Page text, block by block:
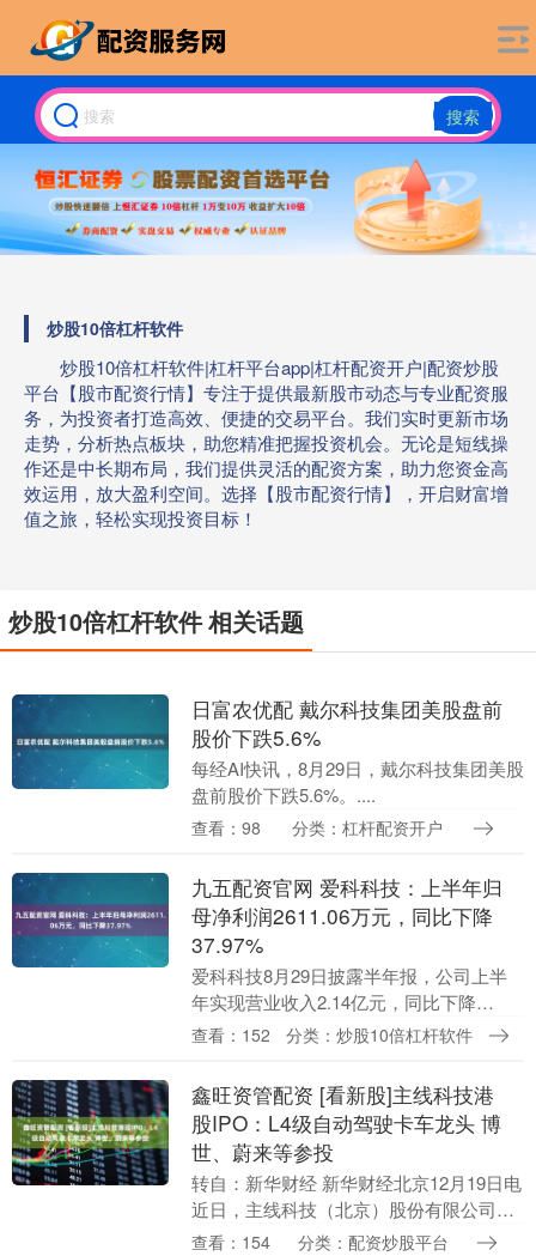
搜索
炒股10倍杠杆软件
炒股10倍杠杆软件|杠杆平台app|杠杆配资开户|配资炒股
平台【股市配资行情】专注于提供最新股市动态与专业配资服
务，为投资者打造高效、便捷的交易平台。我们实时更新市场
走势，分析热点板块，助您精准把握投资机会。无论是短线操
作还是中长期布局，我们提供灵活的配资方案，助力您资金高
效运用，放大盈利空间。选择【股市配资行情】，开启财富增
值之旅，轻松实现投资目标！
炒股10倍杠杆软件 相关话题
日富农优配 戴尔科技集团美股盘前
股价下跌5.6%
每经AI快讯，8月29日，戴尔科技集团美股
盘前股价下跌5.6%。....
查看：98 分类：杠杆配资开户
九五配资官网 爱科科技：上半年归
母净利润2611.06万元，同比下降
37.97%
爱科科技8月29日披露半年报，公司上半
年实现营业收入2.14亿元，同比下降
0.09%；归属于上市公司股东的净利润
每....
查看：152 分类：炒股10倍杠杆软件
鑫旺资管配资 [看新股]主线科技港
股IPO：L4级自动驾驶卡车龙头 博
世、蔚来等参投
转自：新华财经 新华财经北京12月19日电
近日，主线科技（北京）股份有限公司
（以下简称“主线科技”）正式向港交所主
查看：154 分类：配资炒股平台